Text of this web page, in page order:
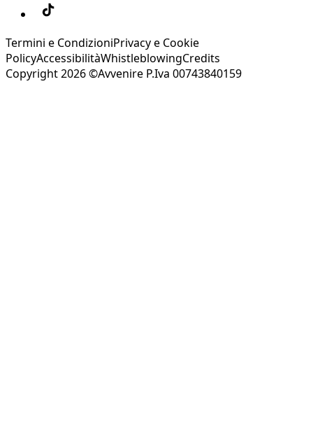
Termini e CondizioniPrivacy e Cookie
PolicyAccessibilitàWhistleblowingCredits
Copyright 2026 ©Avvenire P.Iva 00743840159